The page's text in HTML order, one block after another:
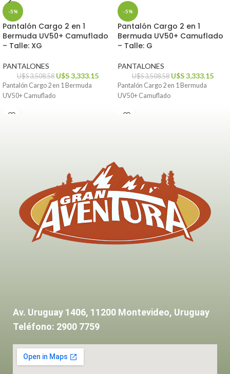
-5%
Pantalón Cargo 2 en 1
Bermuda UV50+ Camuflado
– Talle: XG
PANTALONES
U$S3,508.58 U$S3,333.15
Pantalón Cargo 2 en 1 Bermuda
UV50+ Camuflado
-5%
Pantalón Cargo 2 en 1
Bermuda UV50+ Camuflado
– Talle: G
PANTALONES
U$S3,508.58 U$S3,333.15
Pantalón Cargo 2 en 1 Bermuda
UV50+ Camuflado
Av. Uruguay 1406, 11200 Montevideo, Uruguay
Teléfono: 2900 7759